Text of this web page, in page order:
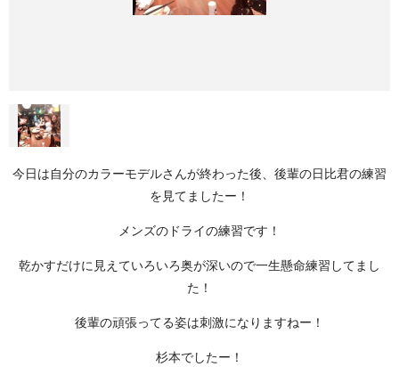
今日は自分のカラーモデルさんが終わった後、後輩の日比君の練習
を見てましたー！
メンズのドライの練習です！
乾かすだけに見えていろいろ奥が深いので一生懸命練習してまし
た！
後輩の頑張ってる姿は刺激になりますねー！
杉本でしたー！